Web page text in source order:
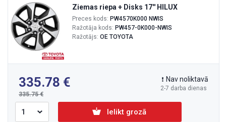
Ziemas riepa + Disks 17'' HILUX
Preces kods: PW4570K000 NWIS
Ražotāja kods: PW457-0K000-NWIS
Ražotājs: OE TOYOTA
335.78
335.75
2-7 darba dienas
Nav noliktavā
Ielikt grozā